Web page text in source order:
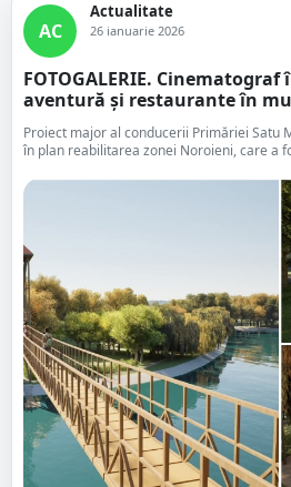
AC
Actualitate
26 ianuarie 2026
FOTOGALERIE.
aventură și restaurante în
Proiect major al conducerii Primăriei Satu
în plan reabilitarea zonei Noroieni, care a